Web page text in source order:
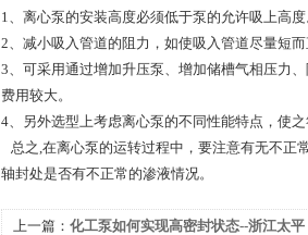
1、离心泵的安装高度必须低于泵的允许吸上高度
2、减小吸入管道的阻力，如使吸入管道尽量短
3、可采用通过增加升压泵、增加储槽气相压力
费用较大。
4、另外选型上考虑离心泵的不同性能特点，使
总之,在离心泵的运转过程中，要注意有无不正
轴封处是否有不正常的渗液情况。
上一篇： 化工泵如何实现高密封状态--浙江太平